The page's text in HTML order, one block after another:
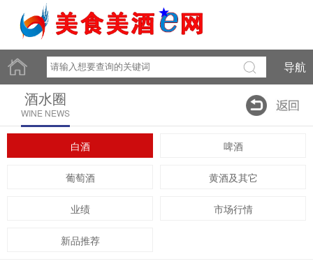
导航
酒水圈
WINE NEWS
白酒 啤酒
葡萄酒 黄酒及其它
业绩 市场行情
新品推荐